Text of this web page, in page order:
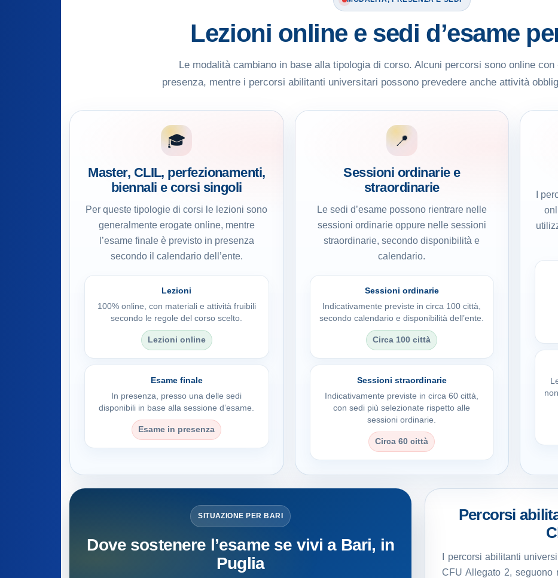
Lezioni online e sedi d’esame
Le modalità cambiano in base alla tipologia di corso. Alcuni percorsi sono online con
presenza, mentre i percorsi abilitanti universitari possono prevedere anche attività
🎓
Master, CLIL, perfezionamenti,
biennali e corsi singoli
Per queste tipologie di corsi le lezioni sono
generalmente erogate online, mentre
l’esame finale è previsto in presenza
secondo il calendario dell’ente.
Lezioni
100% online, con materiali e attività fruibili
secondo le regole del corso scelto.
Lezioni online
Esame finale
In presenza, presso una delle sedi
disponibili in base alla sessione d’esame.
Esame in presenza
📍
Sessioni ordinarie e
straordinarie
Le sedi d’esame possono rientrare nelle
sessioni ordinarie oppure nelle sessioni
straordinarie, secondo disponibilità e
calendario.
Sessioni ordinarie
Indicativamente previste in circa 100 città,
secondo calendario e disponibilità dell’ente.
Circa 100 città
Sessioni straordinarie
Indicativamente previste in circa 60 città,
con sedi più selezionate rispetto alle
sessioni ordinarie.
Circa 60 città
I
SITUAZIONE PER BARI
Dove sostenere l’esame se vivi a Bari, in
Puglia
Percorsi
I percorsi abilitanti
CFU Allegato 2, seguono